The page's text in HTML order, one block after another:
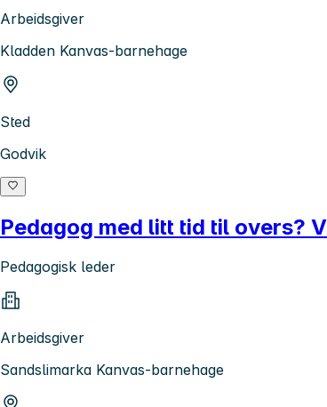
Arbeidsgiver
Kladden Kanvas-barnehage
Sted
Godvik
Pedagog med litt tid til overs?
Pedagogisk leder
Arbeidsgiver
Sandslimarka Kanvas-barnehage